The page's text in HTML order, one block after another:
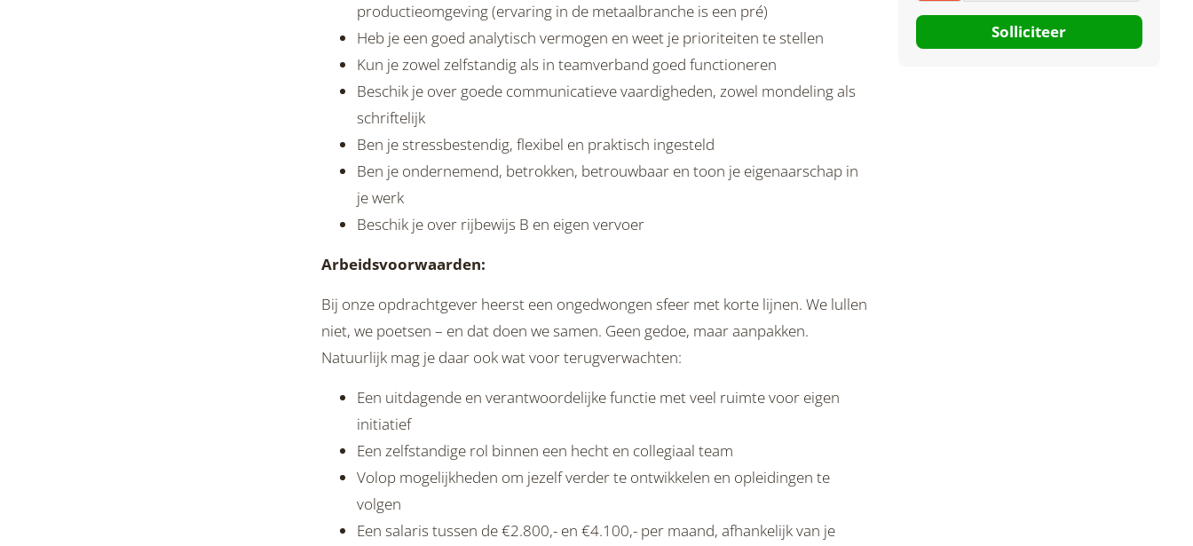
productieomgeving (ervaring in de metaalbranche is een pré)
Heb je een goed analytisch vermogen en weet je prioriteiten te stellen
Kun je zowel zelfstandig als in teamverband goed functioneren
Beschik je over goede communicatieve vaardigheden, zowel mondeling als
schriftelijk
Ben je stressbestendig, flexibel en praktisch ingesteld
Ben je ondernemend, betrokken, betrouwbaar en toon je eigenaarschap in
je werk
Beschik je over rijbewijs B en eigen vervoer
Arbeidsvoorwaarden:
Bij onze opdrachtgever heerst een ongedwongen sfeer met korte lijnen. We lullen
niet, we poetsen – en dat doen we samen. Geen gedoe, maar aanpakken.
Natuurlijk mag je daar ook wat voor terugverwachten:
Een uitdagende en verantwoordelijke functie met veel ruimte voor eigen
initiatief
Een zelfstandige rol binnen een hecht en collegiaal team
Volop mogelijkheden om jezelf verder te ontwikkelen en opleidingen te
volgen
Een salaris tussen de €2.800,- en €4.100,- per maand, afhankelijk van je
Solliciteer